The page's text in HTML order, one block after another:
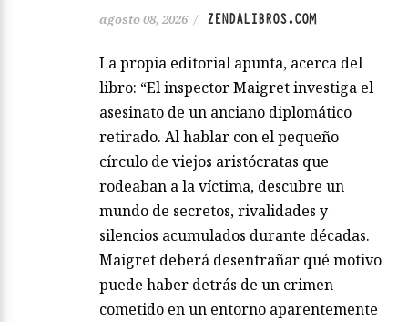
agosto 08, 2026 / ZENDALIBROS.COM
La propia editorial apunta, acerca del
libro: “El inspector Maigret investiga el
asesinato de un anciano diplomático
retirado. Al hablar con el pequeño
círculo de viejos aristócratas que
rodeaban a la víctima, descubre un
mundo de secretos, rivalidades y
silencios acumulados durante décadas.
Maigret deberá desentrañar qué motivo
puede haber detrás de un crimen
cometido en un entorno aparentemente